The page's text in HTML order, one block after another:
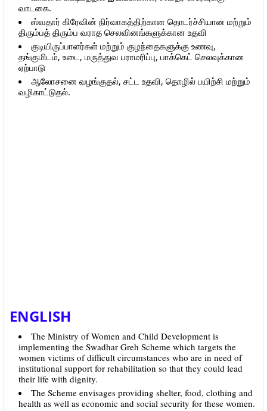
வாடகை.
ஸ்வதார் கிரேவின் நிர்வாகத்திற்கான தொடர்ச்சியான மற்றும்
திரும்பத் திரும்ப வராத செலவினங்களுக்கான உதவி
குடியிருப்பாளர்கள் மற்றும் குழந்தைகளுக்கு உணவு,
தங்குமிடம், உடை, மருத்துவ பராமரிப்பு, பாக்கெட் செலவுக்கான
ஏற்பாடு
ஆலோசனை வழங்குதல், சட்ட உதவி, தொழில் பயிற்சி மற்றும்
வழிகாட்டுதல்.
ENGLISH
The Ministry of Women and Child Development is
implementing the Swadhar Greh Scheme which targets the
women victims of difficult circumstances who are in need of
institutional support for rehabilitation so that they could lead
their life with dignity.
The Scheme envisages providing shelter, food, clothing and
health as well as economic and social security for these women.